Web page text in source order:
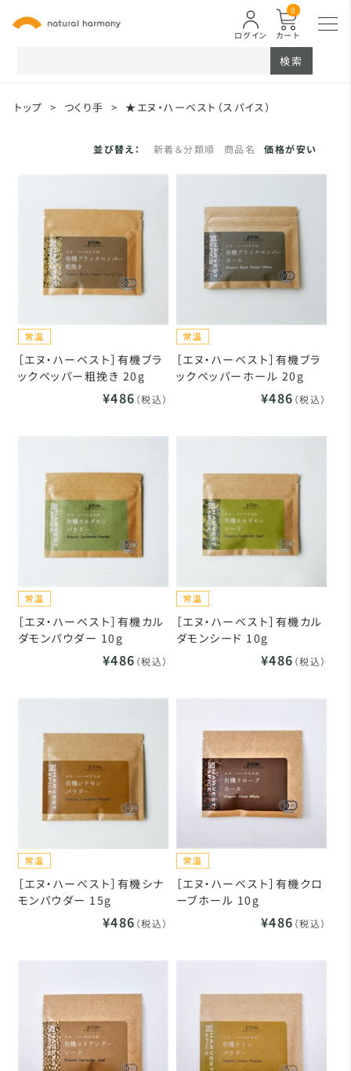
カート
0
ログイン
検索
トップ > つくり手 > ★エヌ・ハーベスト（スパイス）
並び替え： 新着＆分類順 商品名 価格が安い
［エヌ・ハーベスト］有機ブラ
ックペッパー粗挽き 20g
¥486 （税込）
［エヌ・ハーベスト］有機ブラ
ックペッパーホール 20g
¥486 （税込）
［エヌ・ハーベスト］有機カル
ダモンパウダー 10g
¥486 （税込）
［エヌ・ハーベスト］有機カル
ダモンシード 10g
¥486 （税込）
［エヌ・ハーベスト］有機シナ
モンパウダー 15g
¥486 （税込）
［エヌ・ハーベスト］有機クロ
ーブホール 10g
¥486 （税込）